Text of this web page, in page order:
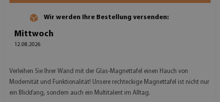
Wir werden Ihre Bestellung versenden:
Mittwoch
12.08.2026
Verleihen Sie Ihrer Wand mit der Glas-Magnettafel einen Hauch von
Modernität und Funktionalität! Unsere rechteckige Magnettafel ist nicht nur
ein Blickfang, sondern auch ein Multitalent im Alltag.